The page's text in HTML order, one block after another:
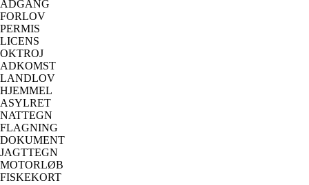
ADGANG
FORLOV
PERMIS
LICENS
OKTROJ
ADKOMST
LANDLOV
HJEMMEL
ASYLRET
NATTEGN
FLAGNING
DOKUMENT
JAGTTEGN
MOTORLØB
FISKEKORT